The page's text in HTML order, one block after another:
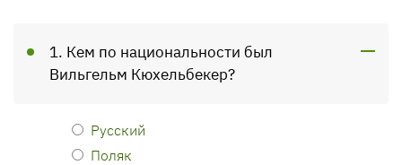
1. Кем по национальности был
Вильгельм Кюхельбекер?
Русский
Поляк